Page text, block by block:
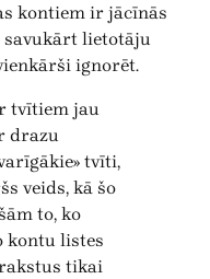
kontiem ir jācīnās
savukārt lietotāju
ignorēt.
tvītiem jau
drazu
tvīti,
veids, kā šo
to, ko
kontu listes
tikai